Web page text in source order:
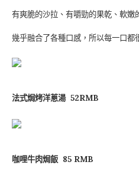
有爽脆的沙拉、有嚼勁的果乾、軟嫩
幾乎融合了各種口感，所以每一口都
法式焗烤洋蔥湯 52RMB
咖哩牛肉焗飯 85 RMB